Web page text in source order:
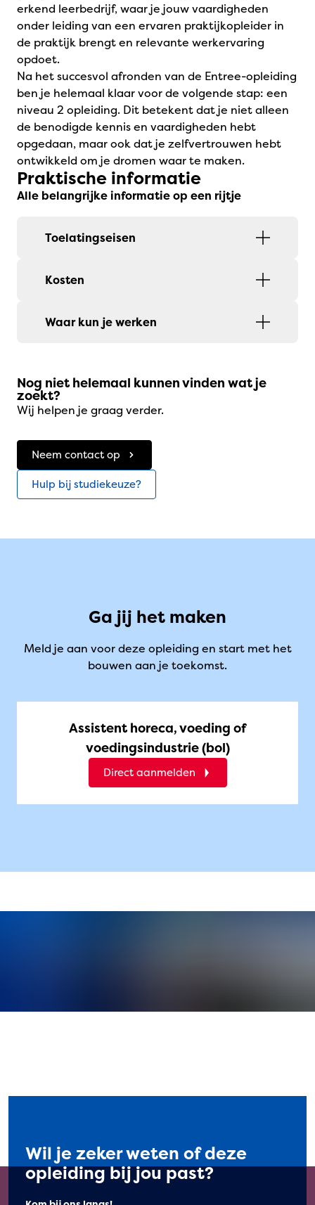
erkend leerbedrijf, waar je jouw vaardigheden
onder leiding van een ervaren praktijkopleider in
de praktijk brengt en relevante werkervaring
opdoet.
Na het succesvol afronden van de Entree-opleiding
ben je helemaal klaar voor de volgende stap: een
niveau 2 opleiding. Dit betekent dat je niet alleen
de benodigde kennis en vaardigheden hebt
opgedaan, maar ook dat je zelfvertrouwen hebt
ontwikkeld om je dromen waar te maken.
Praktische informatie
Alle belangrijke informatie op een rijtje
Toelatingseisen
Kosten
Waar kun je werken
Nog niet helemaal kunnen vinden wat je
zoekt?
Wij helpen je graag verder.
Neem contact op
Hulp bij studiekeuze?
Ga jij het maken
Meld je aan voor deze opleiding en start met het
bouwen aan je toekomst.
Assistent horeca, voeding of
voedingsindustrie (bol)
Direct aanmelden
Wil je zeker weten of deze
opleiding bij jou past?